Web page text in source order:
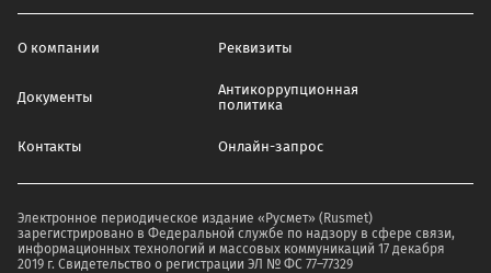
О компании Реквизиты
Документы
Антикоррупционная
политика
Контакты Онлайн-запрос
Электронное периодическое издание «Русмет» (Rusmet)
зарегистрировано в Федеральной службе по надзору в сфере связи,
информационных технологий и массовых коммуникаций 17 декабря
2019 г. Свидетельство о регистрации ЭЛ № ФС 77–77329